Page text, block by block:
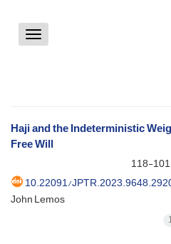
Toggle
Haji and the Indeterministic
Free Will
101-118
10.22091/
John Lemos